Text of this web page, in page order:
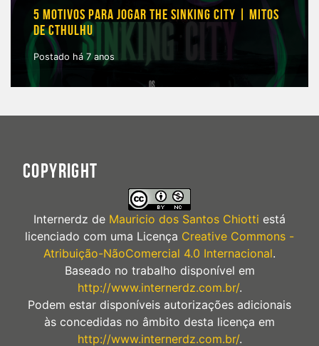
5 MOTIVOS PARA JOGAR THE SINKING CITY | MITOS
DE CTHULHU
Postado há 7 anos
COPYRIGHT
Internerdz de Mauricio dos Santos Chiotti está
licenciado com uma Licença Creative Commons -
Atribuição-NãoComercial 4.0 Internacional.
Baseado no trabalho disponível em
http://www.internerdz.com.br/.
Podem estar disponíveis autorizações adicionais
às concedidas no âmbito desta licença em
http://www.internerdz.com.br/.